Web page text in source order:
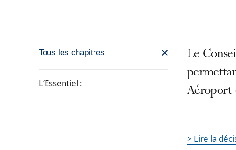
Passer
navigation
Tous les chapitres
L’Essentiel :
Le
Aéroport
> Lire la